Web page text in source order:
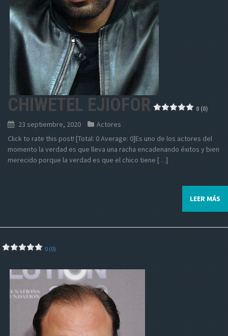
CHIWETEL EJIOFOR 0 (0)
23 septiembre, 2020
Actores
Click to rate this post! [Total: 0 Average: 0]Es uno de los actores del
momento la verdad es que lleva una racha encadenando éxitos y bien
merecido porque la verdad es que el chico tiene […]
LEER MÁS
0 (0)